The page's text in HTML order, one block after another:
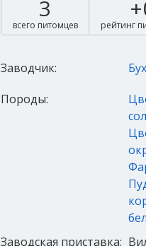
3
всего питомцев рейтинг
Заводчик:
Породы:
Заводская приставка: